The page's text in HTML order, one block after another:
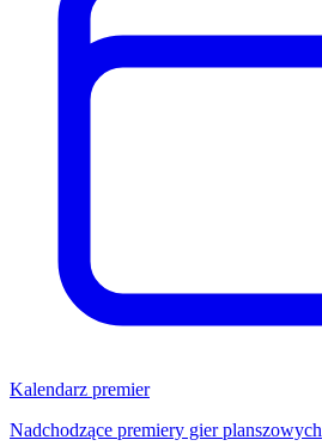
Kalendarz premier
Nadchodzące premiery gier planszowych